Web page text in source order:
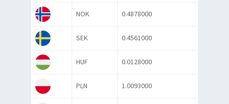
NOK 0.4878000
SEK 0.4561000
HUF 0.0128000
PLN 1.0093000